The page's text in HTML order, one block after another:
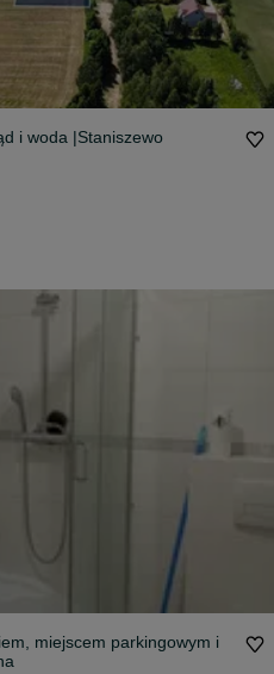
i woda |Staniszewo
miejscem parkingowym i